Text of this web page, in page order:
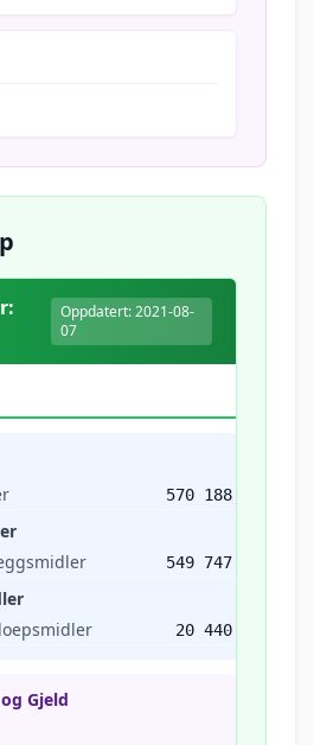
Oppdatert: 2021-08-
07
570 188
549 747
20 440
Gjeld